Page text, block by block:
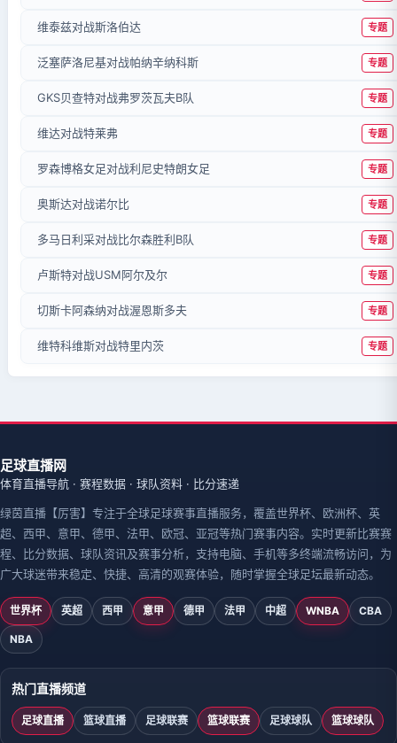
维泰兹对战斯洛伯达 专题
泛塞萨洛尼基对战帕纳辛纳科斯 专题
GKS贝查特对战弗罗茨瓦夫B队 专题
维达对战特莱弗 专题
罗森博格女足对战利尼史特朗女足 专题
奥斯达对战诺尔比 专题
多马日利采对战比尔森胜利B队 专题
卢斯特对战USM阿尔及尔 专题
切斯卡阿森纳对战渥恩斯多夫 专题
维特科维斯对战特里内茨 专题
足球直播网
体育直播导航 · 赛程数据 · 球队资料 · 比分速递
绿茵直播【厉害】专注于全球足球赛事直播服务，覆盖世界杯、欧洲杯、英
超、西甲、意甲、德甲、法甲、欧冠、亚冠等热门赛事内容。实时更新比赛赛
程、比分数据、球队资讯及赛事分析，支持电脑、手机等多终端流畅访问，为
广大球迷带来稳定、快捷、高清的观赛体验，随时掌握全球足坛最新动态。
世界杯 英超 西甲 意甲 德甲 法甲 中超 WNBA CBA
NBA
热门直播频道
足球直播 篮球直播 足球联赛 篮球联赛 足球球队 篮球球队